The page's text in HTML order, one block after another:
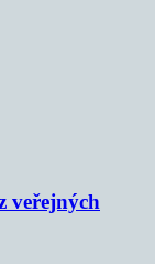
veřejných